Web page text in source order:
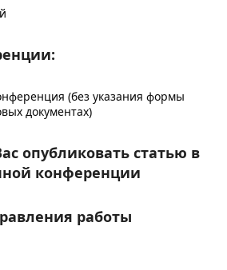
(без указания формы
документах)
опубликовать статью в
конференции
работы